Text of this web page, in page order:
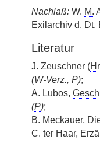
Nachlaß: W. M.
Exilarchiv d. Dt.
Literatur
J. Zeuschner (
(W-Verz., P);
A. Lubos,
(P);
B. Meckauer,
C. ter Haar,